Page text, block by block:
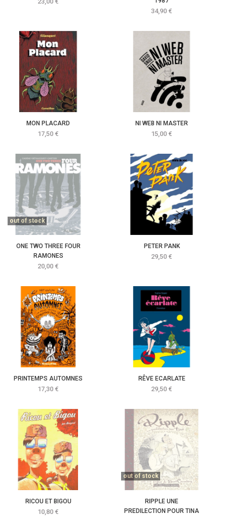
Prix
34,90 €
MON PLACARD
Prix
17,50 €
NI WEB NI MASTER
Prix
15,00 €
out of stock
ONE TWO THREE FOUR
RAMONES
Prix
20,00 €
PETER PANK
Prix
29,50 €
PRINTEMPS AUTOMNES
Prix
17,30 €
RÊVE ECARLATE
Prix
29,50 €
RICOU ET BIGOU
Prix
10,80 €
out of stock
RIPPLE UNE
PREDILECTION POUR TINA